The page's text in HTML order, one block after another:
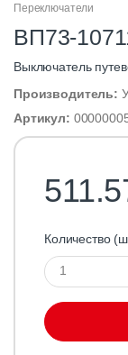
Переключатели
ВП73-
Выключатель
Производитель:
Артикул:
Количество